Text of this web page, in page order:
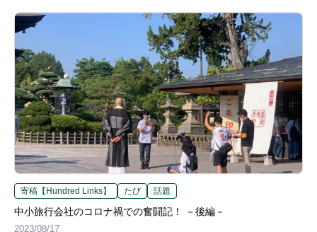
寄稿【Hundred Links】 たび 話題
中小旅行会社のコロナ禍での奮闘記！ －後編－
2023/08/17